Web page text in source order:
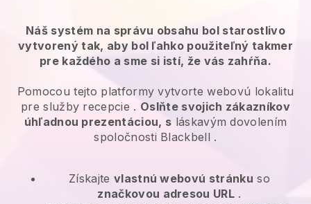
Náš systém na správu obsahu bol starostlivo
vytvorený tak, aby bol ľahko použiteľný takmer
pre každého a sme si istí, že vás zahŕňa.
Pomocou tejto platformy vytvorte webovú lokalitu
preslužby recepcie . Oslňte svojich zákazníkov
úhľadnou prezentáciou, s láskavým dovolením
spoločnosti Blackbell .
Získajte vlastnú webovú stránku so
značkovou adresou URL .